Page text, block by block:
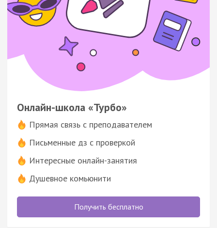
Онлайн-школа «Турбо»
Прямая связь с преподавателем
Письменные дз с проверкой
Интересные онлайн-занятия
Душевное комьюнити
Получить бесплатно